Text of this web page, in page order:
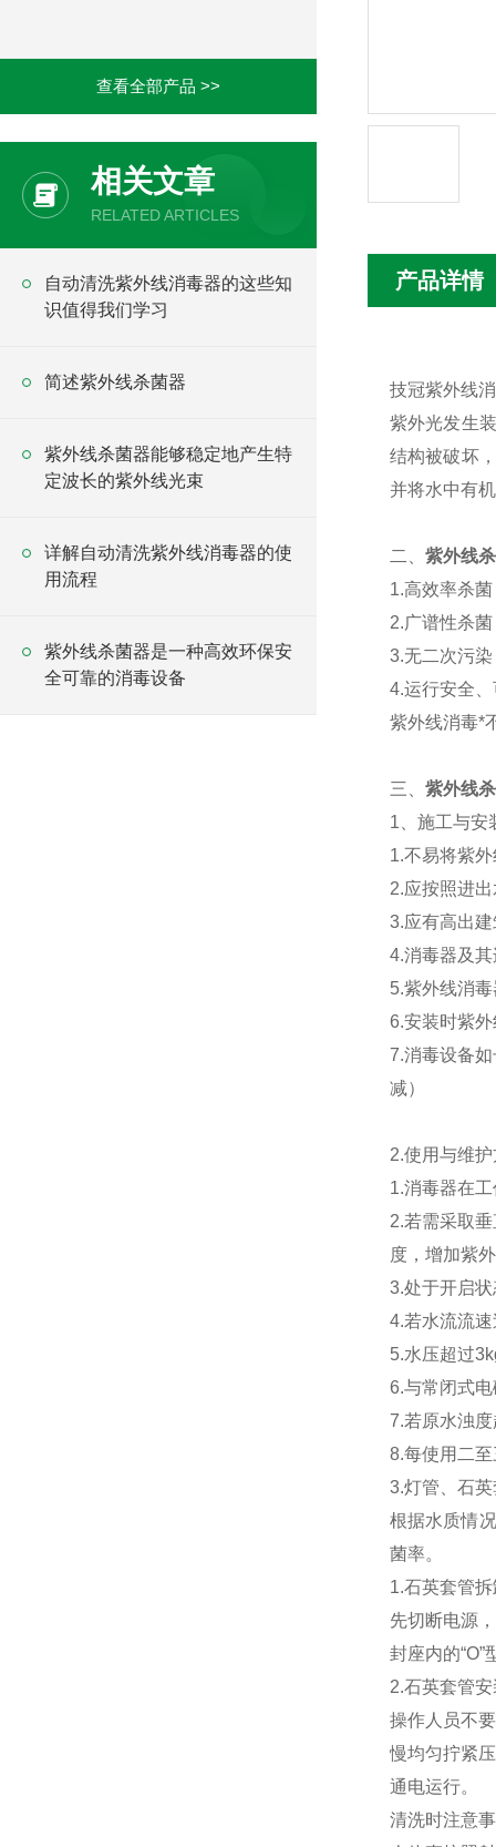
查看全部产品 >>
相关文章
RELATED ARTICLES
自动清洗紫外线消毒器的这些知
识值得我们学习
简述紫外线杀菌器
紫外线杀菌器能够稳定地产生特
定波长的紫外线光束
详解自动清洗紫外线消毒器的使
用流程
紫外线杀菌器是一种高效环保安
全可靠的消毒设备
产品详情
技冠紫外线
紫外光发生
结构被破坏
并将水中有
二、 紫外线
1.高效率杀
2.广谱性杀
3.无二次污
4.运行安全
紫外线消毒*
三、 紫外线
1、施工与安
1.不易将紫
2.应按照进
3.应有高出
4.消毒器及
5.紫外线消
6.安装时紫
7.消毒设备
减）
2.使用与维
1.消毒器在
2.若需采取
度，增加紫
3.处于开启
4.若水流流
5.水压超过
6.与常闭式
7.若原水浊
8.每使用二
3.灯管、石
根据水质情
菌率。
1.石英套管拆
先切断电源
封座内的
2.石英套管安
操作人员不
慢均匀拧紧
通电运行。
清洗时注意